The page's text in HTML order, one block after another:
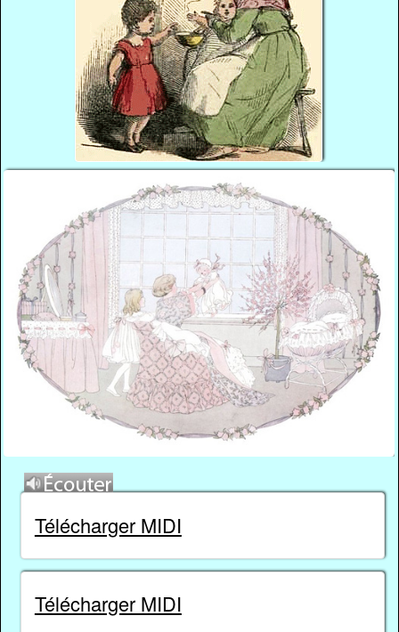
Télécharger MIDI
Télécharger MIDI